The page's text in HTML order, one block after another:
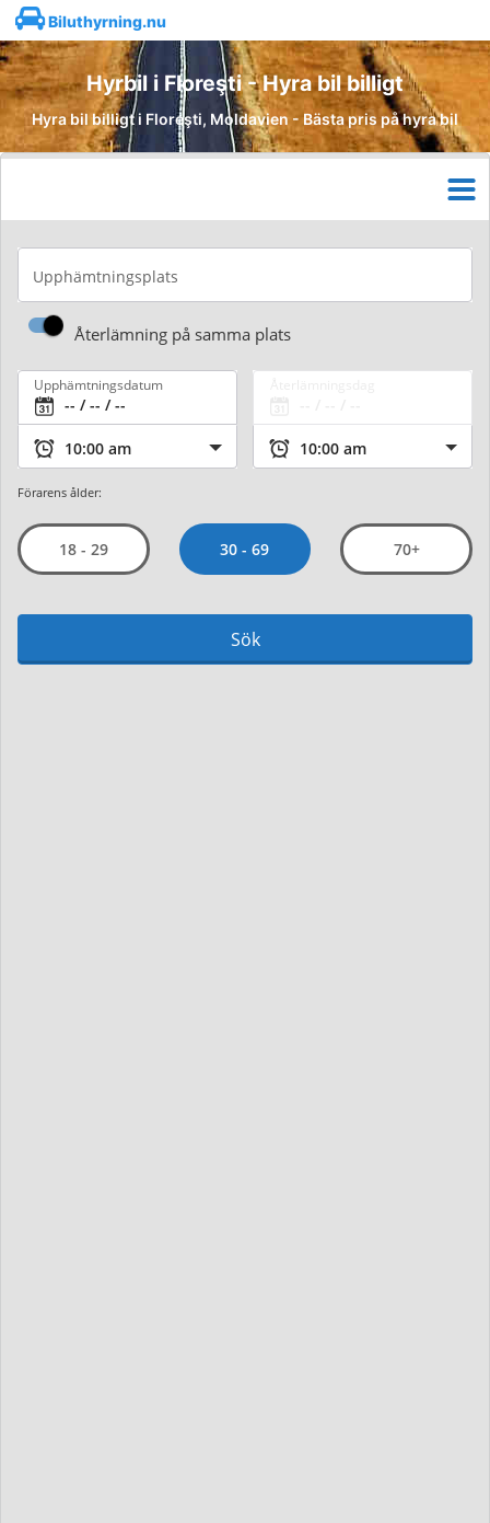
Biluthyrning.nu
Hyrbil i Floreşti - Hyra bil billigt
Hyra bil billigt i Floreşti, Moldavien - Bästa pris på hyra bil
Upphämtningsplats
Återlämning på samma plats
Upphämtningsdatum
Förarens ålder:
18 - 29 30 - 69 70+
Sök